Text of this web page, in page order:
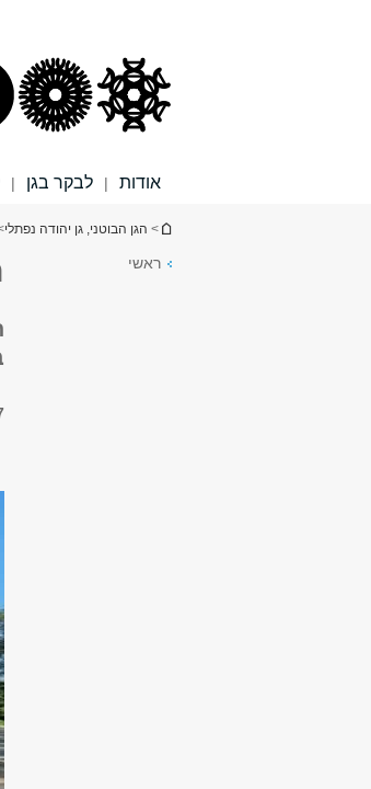
אודות | לבקר בגן |
הינך נמצא כאן
> הגן הבוטני, גן יהודה נפתלי
ראשי